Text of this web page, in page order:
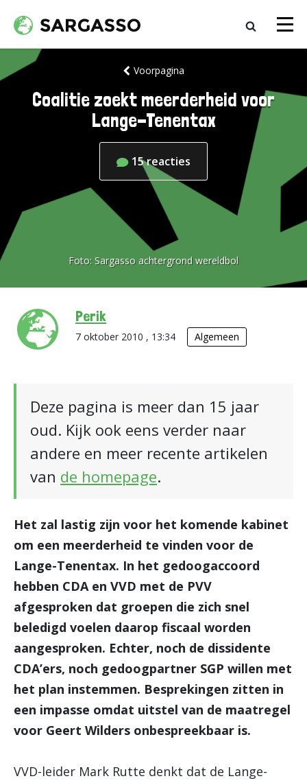
Voorpagina
Coalitie zoekt meerderheid voor
Lange-Tenentax
15reacties
Foto: Sargasso achtergrond wereldbol
Perik
7 oktober 2010 , 13:34 Algemeen
Deze pagina is meer dan 15 jaar
oud. Kijk ook eens verder naar
andere en meer recente artikelen
van de homepage.
Het zal lastig zijn voor het komende kabinet
om een meerderheid te vinden voor de
Lange-Tenentax. In het gedoogaccoord
hebben CDA en VVD met de PVV
afgesproken dat groepen die zich snel
beledigd voelen daarop fiscaal worden
aangesproken. Echter, noch de dissidente
CDA’ers, noch gedoogpartner SGP willen met
het plan instemmen. Besprekingen zitten in
een impasse omdat uitstel van de maatregel
voor Geert Wilders onbespreekbaar is.
VVD-leider Mark Rutte denkt dat de Lange-